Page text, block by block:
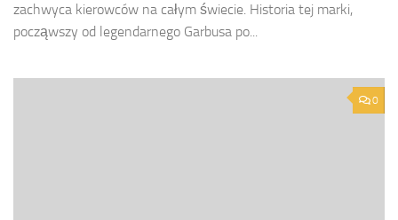
zachwyca kierowców na całym świecie. Historia tej marki,
począwszy od legendarnego Garbusa po...
0